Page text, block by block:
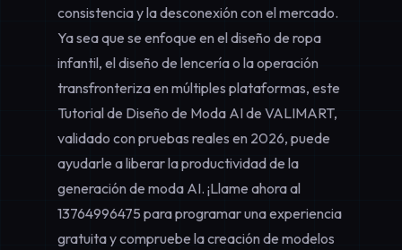
consistencia y la desconexión con el mercado.
Ya sea que se enfoque en el diseño de ropa
infantil, el diseño de lencería o la operación
transfronteriza en múltiples plataformas, este
Tutorial de Diseño de Moda AI de VALIMART,
validado con pruebas reales en 2026, puede
ayudarle a liberar la productividad de la
generación de moda AI. ¡Llame ahora al
13764996475 para programar una experiencia
gratuita y compruebe la creación de modelos